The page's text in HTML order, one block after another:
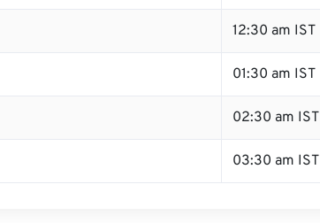
12:30 am IST
01:30 am IST
02:30 am IST
03:30 am IST